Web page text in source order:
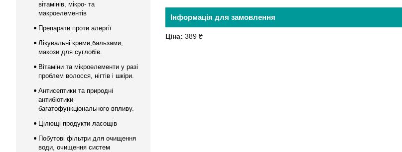
Інформація для замовлення
Ціна: 389 ₴
вітамінів, мікро- та
макроелементів
Препарати проти алергії
Лікувальні креми,бальзами,
макози для суглобів.
Вітаміни та мікроелементи у разі
проблем волосся, нігтів і шкіри.
Антисептики та природні
антибіотики
багатофункціонального впливу.
Цілющі продукти ласощів
Побутові фільтри для очищення
води, очищення систем